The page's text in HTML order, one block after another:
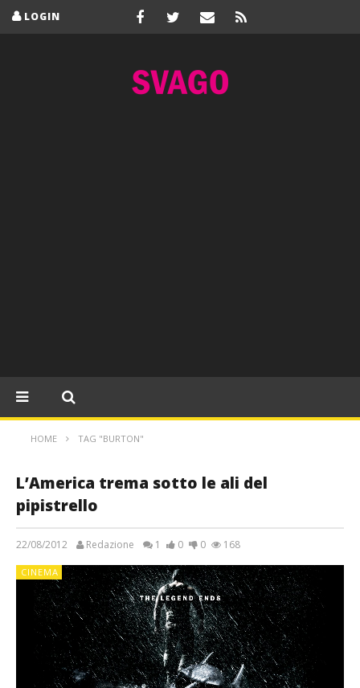
LOGIN
HOME TAG "BURTON"
L’America trema sotto le ali del
pipistrello
22/08/2012 Redazione 1 0 0 168
CINEMA